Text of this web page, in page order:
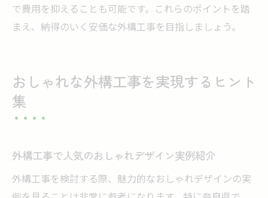
で費用を抑えることも可能です。これらのポイントを踏
まえ、納得のいく安価な外構工事を目指しましょう。
おしゃれな外構工事を実現するヒント
集
外構工事で人気のおしゃれデザイン実例紹介
外構工事を検討する際、魅力的なおしゃれデザインの実